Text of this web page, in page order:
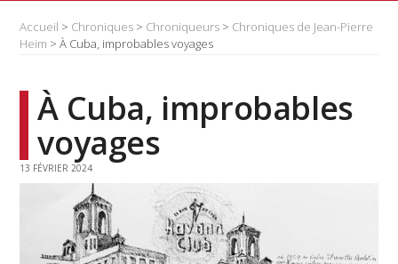
Accueil > Chroniques > Chroniqueurs > Chroniques de Jean-Pierre
Heim > À Cuba, improbables voyages
À Cuba, improbables
voyages
13 FÉVRIER 2024